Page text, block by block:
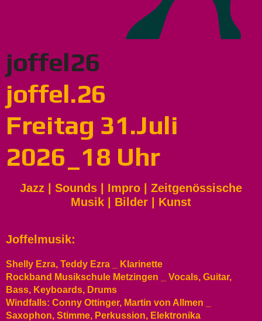
joffel26
joffel.26
Freitag 31.Juli
2026_18 Uhr
Jazz | Sounds | Impro | Zeitgenössische
Musik | Bilder | Kunst
Joffelmusik:
Shelly Ezra, Teddy Ezra _ Klarinette
Rockband Musikschule Metzingen _ Vocals, Guitar,
Bass, Keyboards, Drums
Windfalls: Conny Ottinger, Martin von Allmen _
Saxophon, Stimme, Perkussion, Elektronika